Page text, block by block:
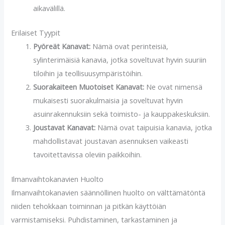
aikavälillä.
Erilaiset Tyypit
Pyöreät Kanavat: Nämä ovat perinteisiä,
sylinterimäisiä kanavia, jotka soveltuvat hyvin suuriin
tiloihin ja teollisuusympäristöihin.
Suorakaiteen Muotoiset Kanavat: Ne ovat nimensä
mukaisesti suorakulmaisia ja soveltuvat hyvin
asuinrakennuksiin sekä toimisto- ja kauppakeskuksiin.
Joustavat Kanavat: Nämä ovat taipuisia kanavia, jotka
mahdollistavat joustavan asennuksen vaikeasti
tavoitettavissa oleviin paikkoihin.
Ilmanvaihtokanavien Huolto
Ilmanvaihtokanavien säännöllinen huolto on välttämätöntä
niiden tehokkaan toiminnan ja pitkän käyttöiän
varmistamiseksi. Puhdistaminen, tarkastaminen ja